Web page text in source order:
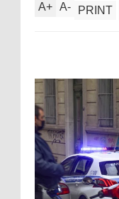
A+ A- PRINT